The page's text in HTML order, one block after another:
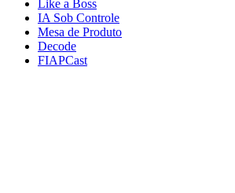
Like a Boss
IA Sob Controle
Mesa de Produto
Decode
FIAPCast